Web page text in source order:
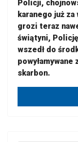
Policji,
karanego już
grozi teraz
świątyni,
wszedł do
skarbon.